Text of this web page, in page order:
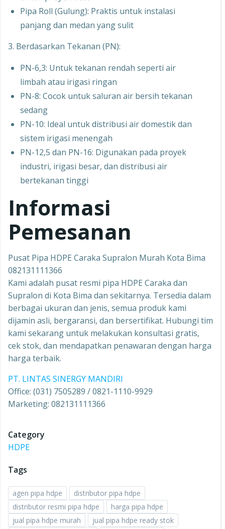
Pipa Roll (Gulung): Praktis untuk instalasi
panjang dan medan yang sulit
3. Berdasarkan Tekanan (PN):
PN-6,3: Untuk tekanan rendah seperti air
limbah atau irigasi ringan
PN-8: Cocok untuk saluran air bersih tekanan
sedang
PN-10: Ideal untuk distribusi air domestik dan
sistem irigasi menengah
PN-12,5 dan PN-16: Digunakan pada proyek
industri, irigasi besar, dan distribusi air
bertekanan tinggi
Informasi
Pemesanan
Pusat Pipa HDPE Caraka Supralon Murah Kota Bima
082131111366
Kami adalah pusat resmi pipa HDPE Caraka dan
Supralon di Kota Bima dan sekitarnya. Tersedia dalam
berbagai ukuran dan jenis, semua produk kami
dijamin asli, bergaransi, dan bersertifikat. Hubungi tim
kami sekarang untuk melakukan konsultasi gratis,
cek stok, dan mendapatkan penawaran dengan harga
harga terbaik.
PT. LINTAS SINERGY MANDIRI
Office: (031) 7505289 / 0821-1110-9929
Marketing: 082131111366
Category
HDPE
Tags
agen pipa hdpe
distributor pipa hdpe
distributor resmi pipa hdpe
harga pipa hdpe
jual pipa hdpe murah
jual pipa hdpe ready stok